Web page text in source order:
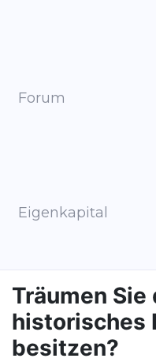
Forum
Eigenkapital
Träumen Sie
historisches
besitzen?